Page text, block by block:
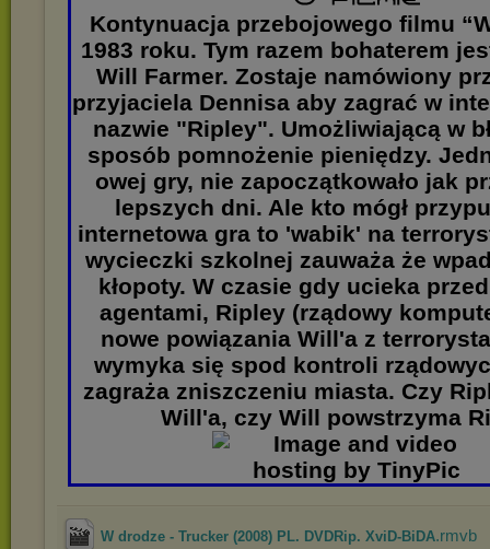
Kontynuacja przebojowego filmu
1983 roku. Tym razem bohaterem
Will Farmer. Zostaje namówiony
przyjaciela Dennisa aby zagrać w
nazwie "Ripley". Umożliwiającą w
sposób pomnożenie pieniędzy.
owej gry, nie zapoczątkowało jak
lepszych dni. Ale kto mógł
internetowa gra to 'wabik' na
wycieczki szkolnej zauważa że
kłopoty. W czasie gdy ucieka
agentami, Ripley (rządowy
nowe powiązania Will'a z
wymyka się spod kontroli
zagraża zniszczeniu miasta. Czy
Will'a, czy Will powstrzyma
W drodze - Trucker (2008) PL. DVDRip. XviD-BiDA.rmvb